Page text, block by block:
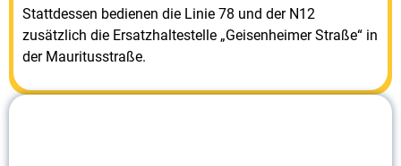
Stattdessen bedienen die Linie 78 und der N12
zusätzlich die Ersatzhaltestelle „Geisenheimer Straße“ in
der Mauritusstraße.